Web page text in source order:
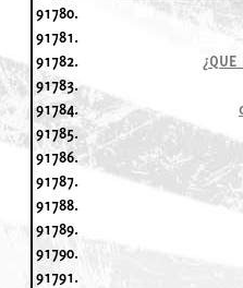
91780.
91781.
91782.
91783.
91784.
91785.
91786.
91787.
91788.
91789.
91790.
91791.